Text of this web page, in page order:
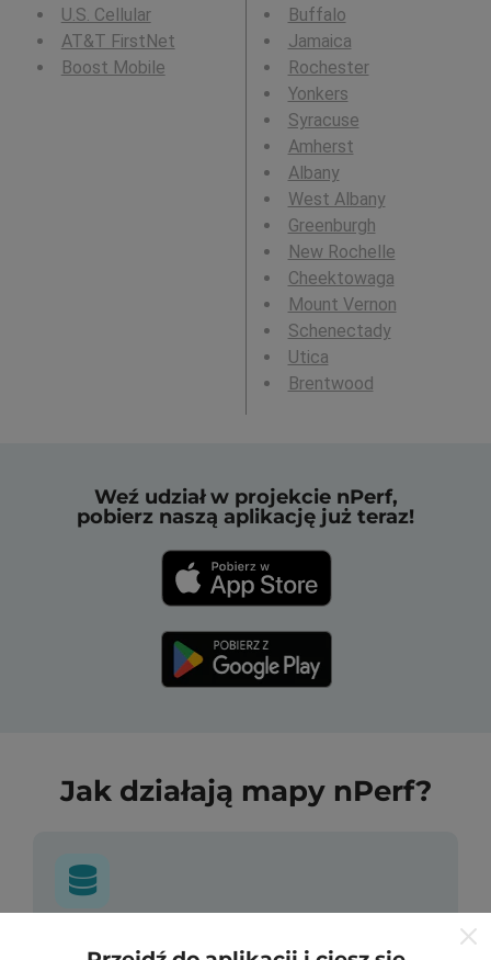
U.S. Cellular
AT&T FirstNet
Boost Mobile
Buffalo
Jamaica
Rochester
Yonkers
Syracuse
Amherst
Albany
West Albany
Greenburgh
New Rochelle
Cheektowaga
Mount Vernon
Schenectady
Utica
Brentwood
Weź udział w projekcie nPerf,
pobierz naszą aplikację już teraz!
Jak działają mapy nPerf?
Skąd pochodzą dane?